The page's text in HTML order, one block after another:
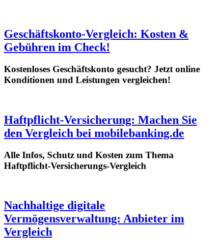
Geschäftskonto-Vergleich: Kosten &
Gebühren im Check!
Kostenloses Geschäftskonto gesucht? Jetzt online
Konditionen und Leistungen vergleichen!
Haftpflicht-Versicherung: Machen Sie
den Vergleich bei mobilebanking.de
Alle Infos, Schutz und Kosten zum Thema
Haftpflicht-Versicherungs-Vergleich
Nachhaltige digitale
Vermögensverwaltung: Anbieter im
Vergleich